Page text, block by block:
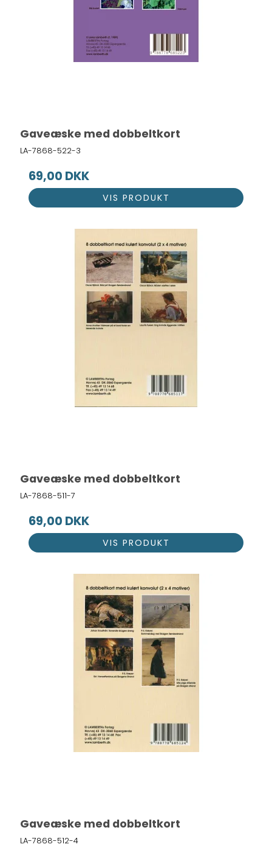
Gaveæske med dobbeltkort
LA-7868-522-3
69,00 DKK
VIS PRODUKT
Gaveæske med dobbeltkort
LA-7868-511-7
69,00 DKK
VIS PRODUKT
Gaveæske med dobbeltkort
LA-7868-512-4